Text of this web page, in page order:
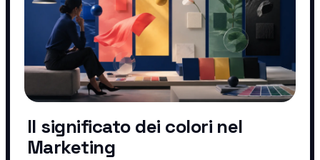
Il significato dei colori nel
Marketing